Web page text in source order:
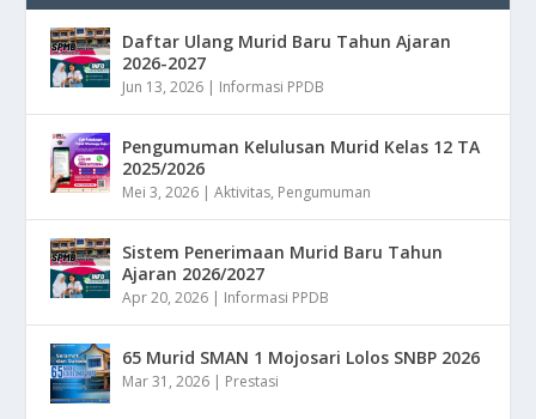
Daftar Ulang Murid Baru Tahun Ajaran
2026-2027
Jun 13, 2026 | Informasi PPDB
Pengumuman Kelulusan Murid Kelas 12 TA
2025/2026
Mei 3, 2026 |Aktivitas, Pengumuman
Sistem Penerimaan Murid Baru Tahun
Ajaran 2026/2027
Apr 20, 2026 | Informasi PPDB
65 Murid SMAN 1 Mojosari Lolos SNBP 2026
Mar 31, 2026 | Prestasi